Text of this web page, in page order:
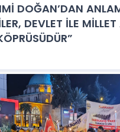
DOĞAN’DAN
DEVLET İLE